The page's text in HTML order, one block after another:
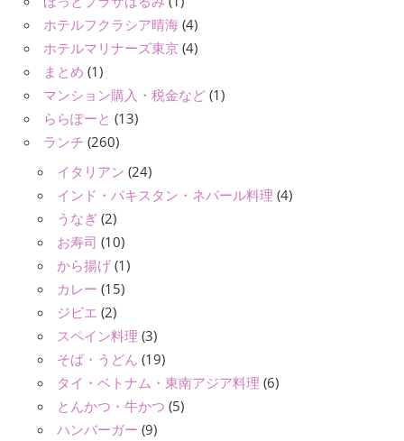
ホテルフクラシア晴海 (4)
ホテルマリナーズ東京 (4)
まとめ (1)
マンション購入・税金など (1)
ららぽーと (13)
ランチ (260)
イタリアン (24)
インド・パキスタン・ネパール料理 (4)
うなぎ (2)
お寿司 (10)
から揚げ (1)
カレー (15)
ジビエ (2)
スペイン料理 (3)
そば・うどん (19)
タイ・ベトナム・東南アジア料理 (6)
とんかつ・牛かつ (5)
ハンバーガー (9)